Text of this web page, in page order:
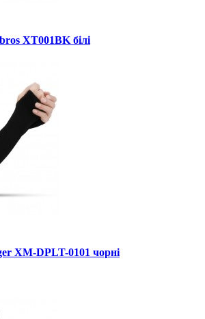
XT001BK білі
XM-DPLT-0101 чорні